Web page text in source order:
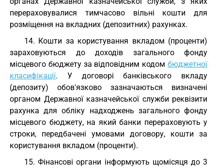
перераховувалися тимчасово вільні кошти для
розміщення на вкладних (депозитних) рахунках.
14. Кошти за користування вкладом (проценти)
зараховуються до доходів загального фонду
місцевого бюджету за відповідним кодом бюджетної
класифікації. У договорі банківського вкладу
(депозиту) обов'язково зазначаються визначені
органом Державної казначейської служби реквізити
рахунка для обліку надходжень загального фонду
місцевого бюджету, на який банки перераховують у
строки, передбачені умовами договору, кошти за
користування вкладом (проценти).
15. Фінансові органи інформують щомісяця до 3